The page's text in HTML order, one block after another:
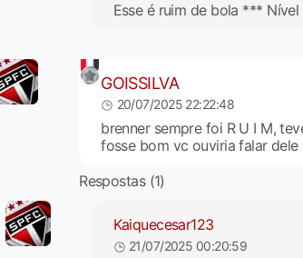
Esse é ruim de bola *** Nível
GOISSILVA
20/07/2025 22:22:48
brenner sempre foi R U I M,
fosse bom vc ouviria falar dele
Respostas (1)
Kaiquecesar123
21/07/2025 00:20:59